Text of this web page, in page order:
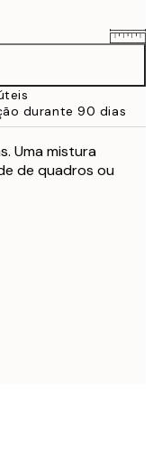
41,90 €
34,74 €
57,90 €
42,27 €
70,45 €
durante 90 dias
Uma mistura
de quadros ou